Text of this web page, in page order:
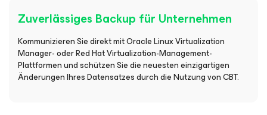
Zuverlässiges Backup für Unternehmen
Kommunizieren Sie direkt mit Oracle Linux Virtualization
Manager- oder Red Hat Virtualization-Management-
Plattformen und schützen Sie die neuesten einzigartigen
Änderungen Ihres Datensatzes durch die Nutzung von CBT.